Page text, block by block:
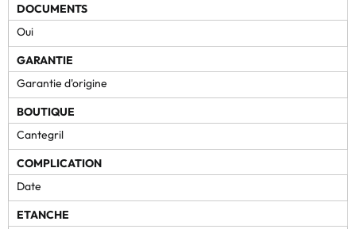
DOCUMENTS
Oui
GARANTIE
Garantie d'origine
BOUTIQUE
Cantegril
COMPLICATION
Date
ETANCHE